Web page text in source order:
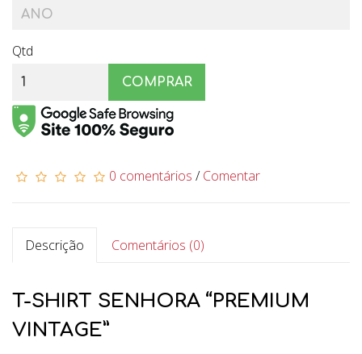
Qtd
COMPRAR
0 comentários /Comentar
Descrição Comentários (0)
T-SHIRT SENHORA “PREMIUM
VINTAGE”